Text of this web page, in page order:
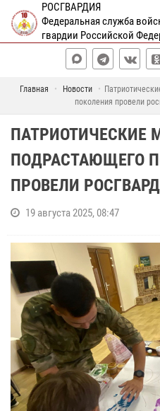
РОСГВАРДИЯ
Федеральная служба
гвардии Российской
Главная Новости
поколения провели
ПАТРИОТИЧЕСКИЕ
ПОДРАСТАЮЩЕГО
ПРОВЕЛИ
19 августа 2025, 08:47